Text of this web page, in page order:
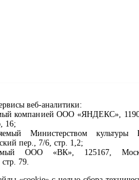
веб-аналитики:
компанией ООО «ЯНДЕКС»,
16;
Министерством культуры
пер., 7/6, стр. 1,2;
ООО «ВК», 125167,
79.